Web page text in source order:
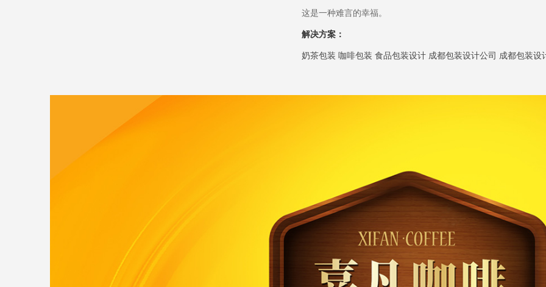
这是一种难言的幸福。
解决方案：
奶茶包装 咖啡包装 食品包装设计 成都包装设计公司 成都包装设